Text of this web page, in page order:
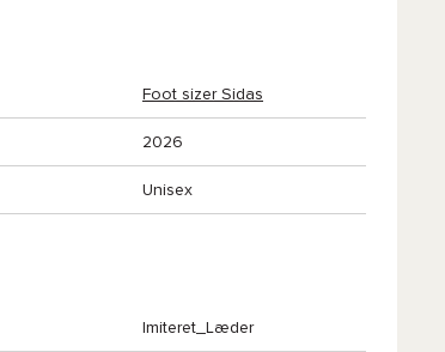
Foot sizer Sidas
2026
Unisex
Imiteret_Læder